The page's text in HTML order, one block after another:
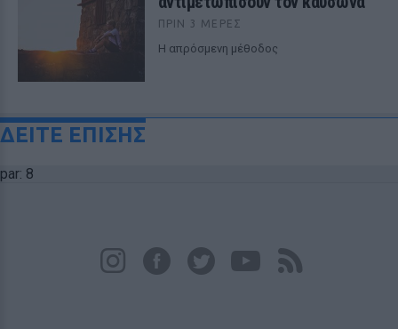
ΠΡΙΝ 3 ΜΈΡΕΣ
Η απρόσμενη μέθοδος
ΔΕΙΤΕ ΕΠΙΣΗΣ
par: 8